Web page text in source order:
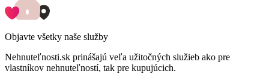
Objavte všetky naše služby
Nehnuteľnosti.sk prinášajú veľa užitočných služieb ako pre
vlastníkov nehnuteľností, tak pre kupujúcich.